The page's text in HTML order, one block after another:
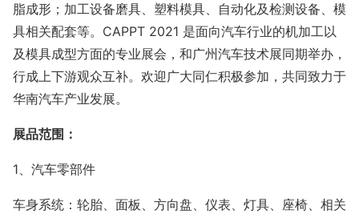
脂成形；加工设备磨具、塑料模具、自动化及检测设备、模
具相关配套等。CAPPT 2021 是面向汽车行业的机加工以
及模具成型方面的专业展会，和广州汽车技术展同期举办，
行成上下游观众互补。欢迎广大同仁积极参加，共同致力于
华南汽车产业发展。
展品范围：
1、汽车零部件
车身系统：轮胎、面板、方向盘、仪表、灯具、座椅、相关